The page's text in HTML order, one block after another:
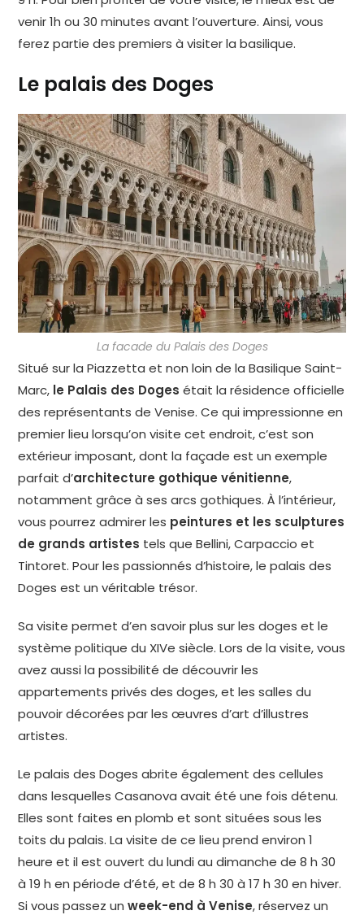
venir 1h ou 30 minutes avant l’ouverture. Ainsi, vous
ferez partie des premiers à visiter la basilique.
Le palais des Doges
La facade du Palais des Doges
Situé sur la Piazzetta et non loin de la Basilique Saint-
Marc, le Palais des Doges était la résidence officielle
des représentants de Venise. Ce qui impressionne en
premier lieu lorsqu’on visite cet endroit, c’est son
extérieur imposant, dont la façade est un exemple
parfait d’architecture gothique vénitienne,
notamment grâce à ses arcs gothiques. À l’intérieur,
vous pourrez admirer les peintures et les sculptures
de grands artistes tels que Bellini, Carpaccio et
Tintoret. Pour les passionnés d’histoire, le palais des
Doges est un véritable trésor.
Sa visite permet d’en savoir plus sur les doges et le
système politique du XIVe siècle. Lors de la visite, vous
avez aussi la possibilité de découvrir les
appartements privés des doges, et les salles du
pouvoir décorées par les œuvres d’art d’illustres
artistes.
Le palais des Doges abrite également des cellules
dans lesquelles Casanova avait été une fois détenu.
Elles sont faites en plomb et sont situées sous les
toits du palais. La visite de ce lieu prend environ 1
heure et il est ouvert du lundi au dimanche de 8 h 30
à 19 h en période d’été, et de 8 h 30 à 17 h 30 en hiver.
Si vous passez unweek-end à Venise, réservez un